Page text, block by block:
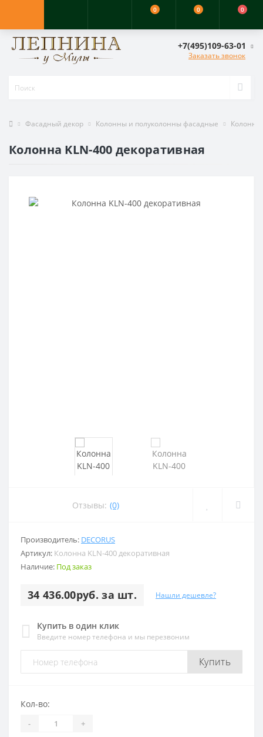
0 0 0
+7(495)109-63-01
Заказать звонок
Фасадный декор Колонны и полуколонны фасадные
Колонна KLN-400 декоративная
Отзывы: (0)
Производитель: DECORUS
Артикул: Колонна KLN-400 декоративная
Наличие: Под заказ
34 436.00руб. за шт. Нашли дешевле?
Купить в один клик
Введите номер телефона и мы перезвоним
Купить
Кол-во:
- +